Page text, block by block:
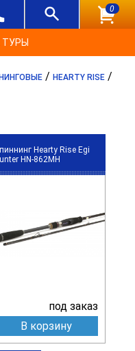
0
/ HEARTY RISE /
Hearty Rise Egi
HN-862MH
под заказ
В корзину